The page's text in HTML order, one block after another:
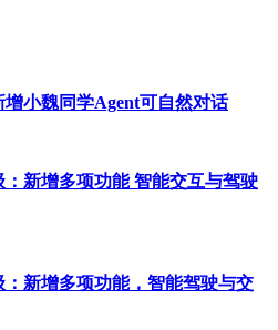
小魏同学Agent可自然对话
新增多项功能 智能交互与驾驶
新增多项功能，智能驾驶与交